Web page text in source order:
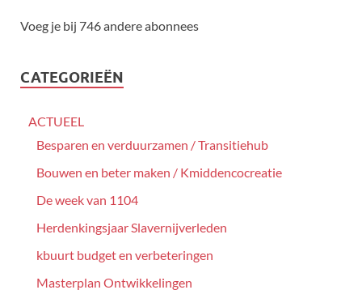
Voeg je bij 746 andere abonnees
CATEGORIEËN
ACTUEEL
Besparen en verduurzamen / Transitiehub
Bouwen en beter maken / Kmiddencocreatie
De week van 1104
Herdenkingsjaar Slavernijverleden
kbuurt budget en verbeteringen
Masterplan Ontwikkelingen